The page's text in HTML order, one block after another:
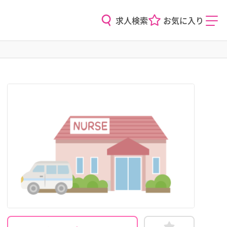
求人検索 お気に入り